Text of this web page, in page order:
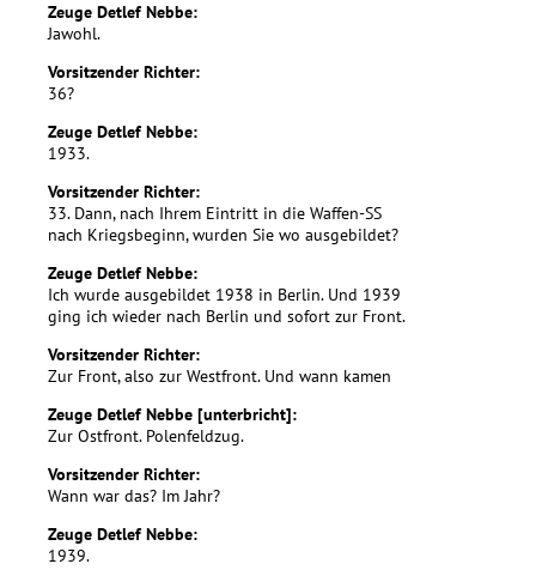
Zeuge Detlef Nebbe:
Jawohl.
Vorsitzender Richter:
36?
Zeuge Detlef Nebbe:
1933.
Vorsitzender Richter:
33. Dann, nach Ihrem Eintritt in die Waffen-SS
nach Kriegsbeginn, wurden Sie wo ausgebildet?
Zeuge Detlef Nebbe:
Ich wurde ausgebildet 1938 in Berlin. Und 1939
ging ich wieder nach Berlin und sofort zur Front.
Vorsitzender Richter:
Zur Front, also zur Westfront. Und wann kamen
Zeuge Detlef Nebbe [unterbricht]:
Zur Ostfront. Polenfeldzug.
Vorsitzender Richter:
Wann war das? Im Jahr?
Zeuge Detlef Nebbe:
1939.